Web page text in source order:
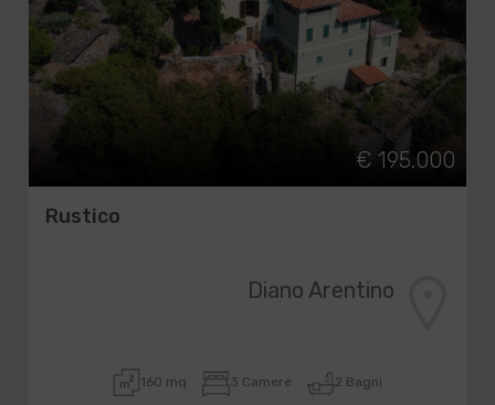
€ 195.000
Rustico
Diano Arentino
160 mq 3 Camere 2 Bagni